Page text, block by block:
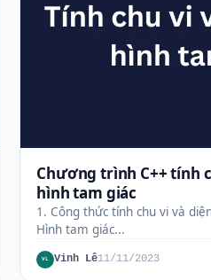
Chương trình C++ tính
hình tam giác
1. Công thức tính chu vi và
Hình tam giác...
VL Vinh Lê11/11/2023